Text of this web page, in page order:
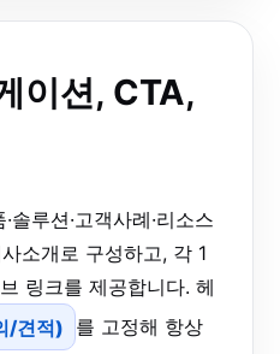
이션, CTA,
루션·고객사례·리소스
소개로 구성하고, 각 1
링크를 제공합니다. 헤
/견적)
를 고정해 항상